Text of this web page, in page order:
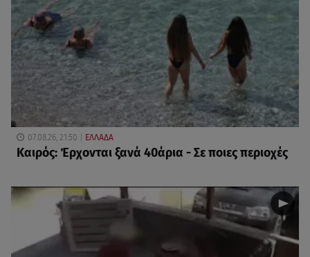
07.08.26, 21:50 ΕΛΛΑΔΑ
Καιρός: Έρχονται ξανά 40άρια - Σε ποιες περιοχές